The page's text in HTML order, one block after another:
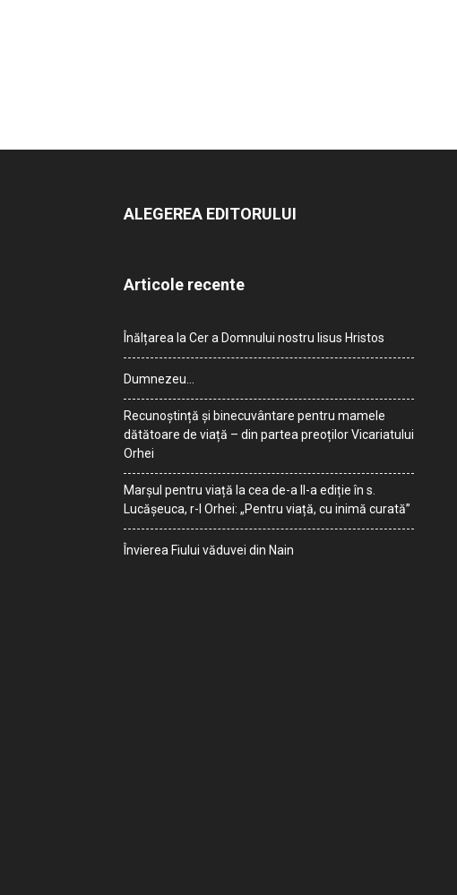
ALEGEREA EDITORULUI
Articole recente
Înălțarea la Cer a Domnului nostru Iisus Hristos
Dumnezeu…
Recunoștință și binecuvântare pentru mamele
dătătoare de viață – din partea preoților Vicariatului
Orhei
Marșul pentru viață la cea de-a II-a ediție în s.
Lucășeuca, r-l Orhei: „Pentru viață, cu inimă curată”
Învierea Fiului văduvei din Nain